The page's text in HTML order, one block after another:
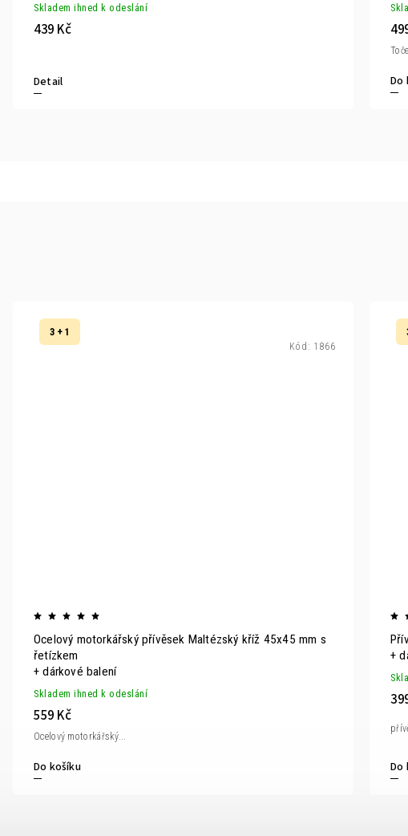
Skladem ihned k odeslání
439 Kč
Detail Do
3 + 1
Ocelový motorkářský přívěsek Maltézský kříž 45x45 mm s
řetízkem
+ dárkové balení
Skladem ihned k odeslání
559 Kč
Do košíku
Ocelový motorkářský...
Kód: 1866
+
Do